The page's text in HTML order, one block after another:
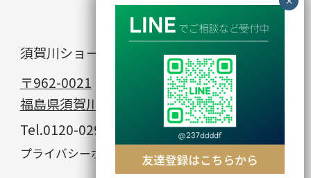
須賀川ショールーム
〒962-0021
福島県須賀川市館取町23−1
Tel.0120-029-912
プライバシーポリシー © GOING HOME